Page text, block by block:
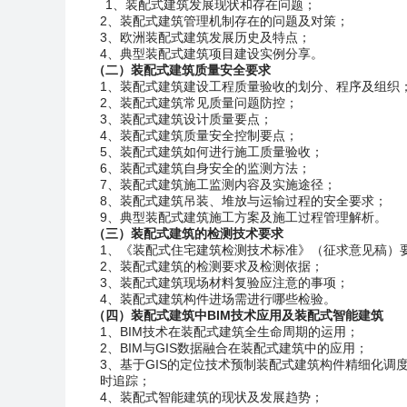
1、装配式建筑发展现状和存在问题；
2、装配式建筑管理机制存在的问题及对策；
3、欧洲装配式建筑发展历史及特点；
4、典型装配式建筑项目建设实例分享。
（二）装配式建筑质量安全要求
1、装配式建筑建设工程质量验收的划分、程序及组织；
2、装配式建筑常见质量问题防控；
3、装配式建筑设计质量要点；
4、装配式建筑质量安全控制要点；
5、装配式建筑如何进行施工质量验收；
6、装配式建筑自身安全的监测方法；
7、装配式建筑施工监测内容及实施途径；
8、装配式建筑吊装、堆放与运输过程的安全要求；
9、典型装配式建筑施工方案及施工过程管理解析。
（三）装配式建筑的检测技术要求
1、《装配式住宅建筑检测技术标准》（征求意见稿）
2、装配式建筑的检测要求及检测依据；
3、装配式建筑现场材料复验应注意的事项；
4、装配式建筑构件进场需进行哪些检验。
（四）装配式建筑中BIM技术应用及装配式智能建筑
1、BIM技术在装配式建筑全生命周期的运用；
2、BIM与GIS数据融合在装配式建筑中的应用；
3、基于GIS的定位技术预制装配式建筑构件精细化调
时追踪；
4、装配式智能建筑的现状及发展趋势；